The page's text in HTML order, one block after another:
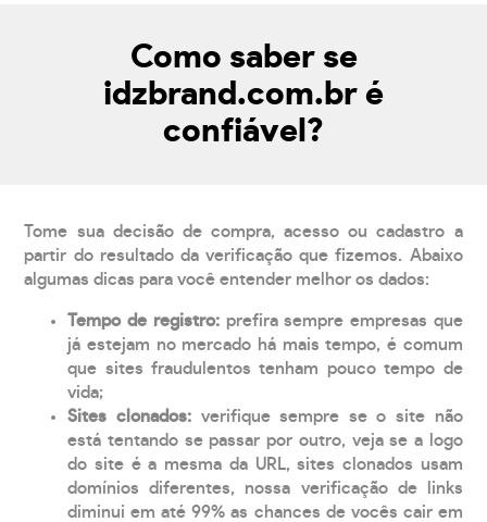
Como saber se
idzbrand.com.br é
confiável?
Tome sua decisão de compra, acesso ou cadastro a
partir do resultado da verificação que fizemos. Abaixo
algumas dicas para você entender melhor os dados:
Tempo de registro: prefira sempre empresas que
já estejam no mercado há mais tempo, é comum
que sites fraudulentos tenham pouco tempo de
vida;
Sites clonados: verifique sempre se o site não
está tentando se passar por outro, veja se a logo
do site é a mesma da URL, sites clonados usam
domínios diferentes, nossa verificação de links
diminui em até 99% as chances de vocês cair em